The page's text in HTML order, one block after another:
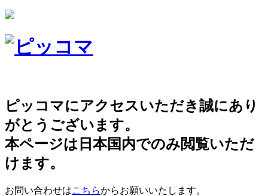
ピッコマにアクセスいただき誠にあり
がとうございます。
本ページは日本国内でのみ閲覧いただ
けます。
お問い合わせはこちらからお願いいたします。